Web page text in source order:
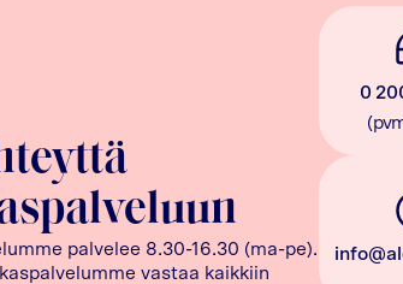
palvelee 8.30-16.30 (ma-pe).
vastaa kaikkiin
0